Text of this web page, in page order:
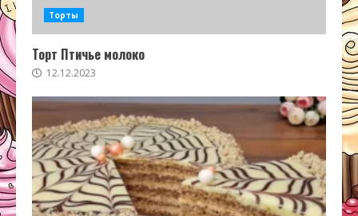
Торты
Торт Птичье молоко
12.12.2023